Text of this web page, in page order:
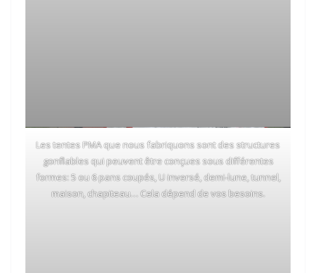
Les tentes PMA que nous fabriquons sont des structures
gonflables qui peuvent être conçues sous différentes
formes: 5 ou 6 pans coupés, U inversé, demi-lune, tunnel,
maison, chapiteau… Cela dépend de vos besoins.